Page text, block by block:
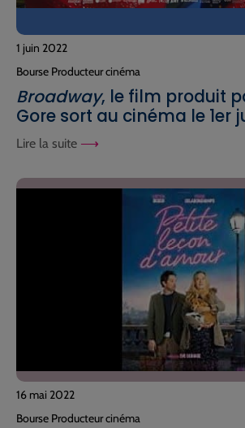
1 juin 2022
Bourse Producteur cinéma
Broadway, le film produit
Gore sort au cinéma le 1er
Lire la suite
16 mai 2022
Bourse Producteur cinéma